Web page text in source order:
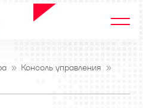
Консоль управления